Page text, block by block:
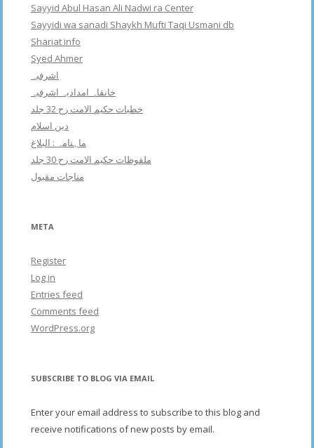
Sayyid Abul Hasan Ali Nadwi ra Center
Sayyidi wa sanadi Shaykh Mufti Taqi Usmani db
Shariat info
Syed Ahmer
اشرفبہ
خانقاہ امدادیہ اشرفیہ
خطبات حکیم الامت رح 32 جلد
دین اسلام
ماہنامہ : البلاغ
ملفوظات حکیم الامت رح 30 جلد
مناجات مقبول
META
Register
Log in
Entries feed
Comments feed
WordPress.org
SUBSCRIBE TO BLOG VIA EMAIL
Enter your email address to subscribe to this blog and
receive notifications of new posts by email.